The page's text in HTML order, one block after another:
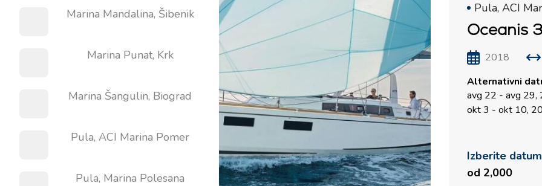
Pula, ACI
Oceanis
2018
Alternativni
avg 22 - avg 29,
okt 3 - okt 10,
Izberite
od 2,000
Marina Mandalina, Šibenik
Marina Punat, Krk
Marina Šangulin, Biograd
Pula, ACI Marina Pomer
Pula, Marina Polesana